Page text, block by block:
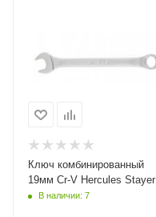
Ключ комбинированный
19мм Cr-V Hercules Stayer
В наличии: 7